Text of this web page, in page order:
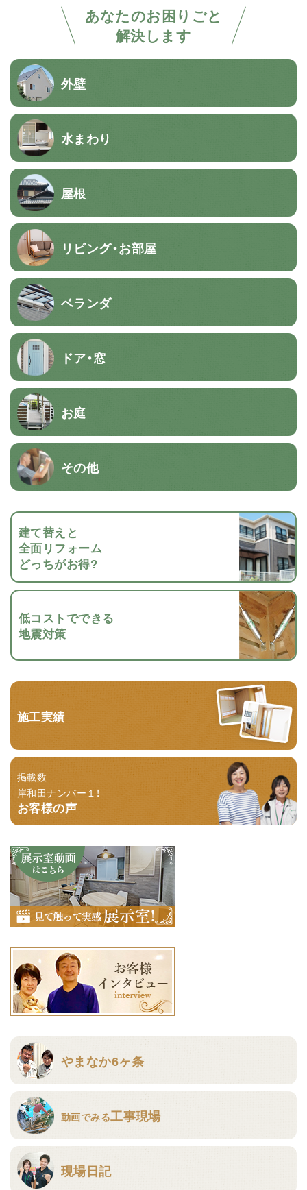
あなたのお困りごと
解決します
外壁
水まわり
屋根
リビング・お部屋
ベランダ
ドア・窓
お庭
その他
建て替えと
全面リフォーム
どっちがお得?
低コストでできる
地震対策
施工実績
掲載数
岸和田ナンバー１！
お客様の声
やまなか6ヶ条
動画でみる工事現場
現場日記